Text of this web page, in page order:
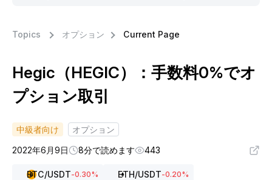
Topics オプション Current Page
Hegic（HEGIC）：手数料0%でオ
プション取引
中級者向け
オプション
2022年6月9日
8分で読めます 443
BTC/USDT-0.30% ETH/USDT-0.20%